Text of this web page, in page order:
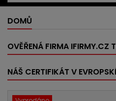
DOMŮ
OVĚŘENÁ FIRMA IFIRMY.CZ
NÁŠ CERTIFIKÁT V